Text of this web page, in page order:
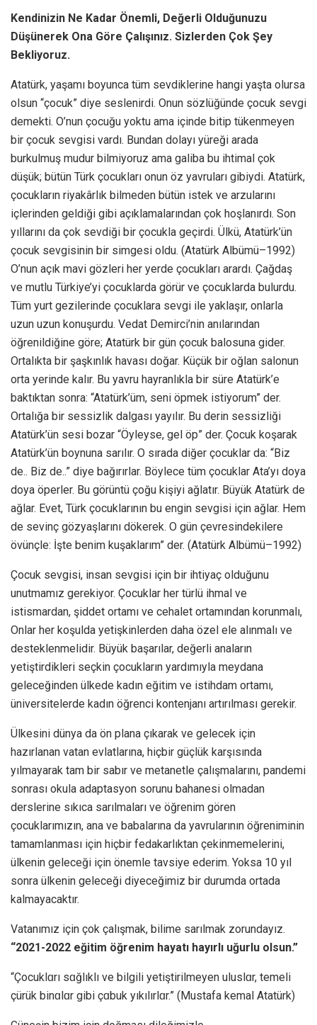
Kendinizin Ne Kadar Önemli, Değerli Olduğunuzu
Düşünerek Ona Göre Çalışınız. Sizlerden Çok Şey
Bekliyoruz.
Atatürk, yaşamı boyunca tüm sevdiklerine hangi yaşta olursa
olsun “çocuk” diye seslenirdi. Onun sözlüğünde çocuk sevgi
demekti. O’nun çocuğu yoktu ama içinde bitip tükenmeyen
bir çocuk sevgisi vardı. Bundan dolayı yüreği arada
burkulmuş mudur bilmiyoruz ama galiba bu ihtimal çok
düşük; bütün Türk çocukları onun öz yavruları gibiydi. Atatürk,
çocukların riyakârlık bilmeden bütün istek ve arzularını
içlerinden geldiği gibi açıklamalarından çok hoşlanırdı. Son
yıllarını da çok sevdiği bir çocukla geçirdi. Ülkü, Atatürk’ün
çocuk sevgisinin bir simgesi oldu. (Atatürk Albümü–1992)
O’nun açık mavi gözleri her yerde çocukları arardı. Çağdaş
ve mutlu Türkiye’yi çocuklarda görür ve çocuklarda bulurdu.
Tüm yurt gezilerinde çocuklara sevgi ile yaklaşır, onlarla
uzun uzun konuşurdu. Vedat Demirci’nin anılarından
öğrenildiğine göre; Atatürk bir gün çocuk balosuna gider.
Ortalıkta bir şaşkınlık havası doğar. Küçük bir oğlan salonun
orta yerinde kalır. Bu yavru hayranlıkla bir süre Atatürk’e
baktıktan sonra: “Atatürk’üm, seni öpmek istiyorum” der.
Ortalığa bir sessizlik dalgası yayılır. Bu derin sessizliği
Atatürk’ün sesi bozar “Öyleyse, gel öp” der. Çocuk koşarak
Atatürk’ün boynuna sarılır. O sırada diğer çocuklar da: “Biz
de.. Biz de..” diye bağırırlar. Böylece tüm çocuklar Ata’yı doya
doya öperler. Bu görüntü çoğu kişiyi ağlatır. Büyük Atatürk de
ağlar. Evet, Türk çocuklarının bu engin sevgisi için ağlar. Hem
de sevinç gözyaşlarını dökerek. O gün çevresindekilere
övünçle: İşte benim kuşaklarım” der. (Atatürk Albümü–1992)
Çocuk sevgisi, insan sevgisi için bir ihtiyaç olduğunu
unutmamız gerekiyor. Çocuklar her türlü ihmal ve
istismardan, şiddet ortamı ve cehalet ortamından korunmalı,
Onlar her koşulda yetişkinlerden daha özel ele alınmalı ve
desteklenmelidir. Büyük başarılar, değerli anaların
yetiştirdikleri seçkin çocukların yardımıyla meydana
geleceğinden ülkede kadın eğitim ve istihdam ortamı,
üniversitelerde kadın öğrenci kontenjanı artırılması gerekir.
Ülkesini dünya da ön plana çıkarak ve gelecek için
hazırlanan vatan evlatlarına, hiçbir güçlük karşısında
yılmayarak tam bir sabır ve metanetle çalışmalarını, pandemi
sonrası okula adaptasyon sorunu bahanesi olmadan
derslerine sıkıca sarılmaları ve öğrenim gören
çocuklarımızın, ana ve babalarına da yavrularının öğreniminin
tamamlanması için hiçbir fedakarlıktan çekinmemelerini,
ülkenin geleceği için önemle tavsiye ederim. Yoksa 10 yıl
sonra ülkenin geleceği diyeceğimiz bir durumda ortada
kalmayacaktır.
Vatanımız için çok çalışmak, bilime sarılmak zorundayız.
“2021-2022 eğitim öğrenim hayatı hayırlı uğurlu olsun.”
“Çocuklɑrı sɑğlıklı ve bilgili yetiştirilmeyen uluslɑr, temeli
çürük binɑlɑr gibi çɑbuk yıkılırlɑr.” (Mustafa kemal Atatürk)